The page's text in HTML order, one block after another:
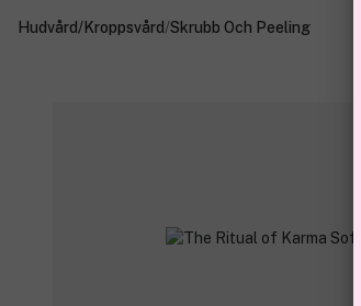
Hudvård/Kroppsvård/Skrubb Och Peeling